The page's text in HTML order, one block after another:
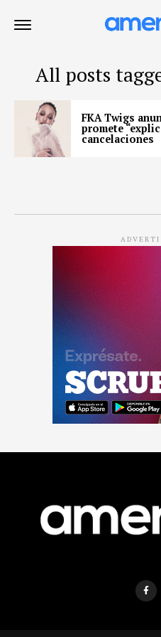
All posts
FKA Twigs
promete
cancelaciones